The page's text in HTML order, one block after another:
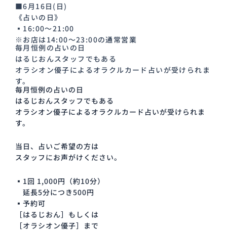
■6月16日(日)
《占いの日》
▪️16:00〜21:00
※お店は14:00〜23:00の通常営業
毎月恒例の占いの日
はるじおんスタッフでもある
オラシオン優子によるオラクルカード占いが受けられま
す。
毎月恒例の占いの日
はるじおんスタッフでもある
オラシオン優子によるオラクルカード占いが受けられま
す。
当日、占いご希望の方は
スタッフにお声がけください。
▪️1回 1,000円（約10分）
延長5分につき500円
▪️予約可
［はるじおん］もしくは
［オラシオン優子］まで